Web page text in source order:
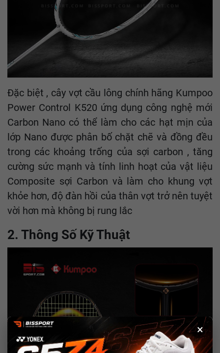
×
Đặc biệt , cây vợt cầu lông chính hãng Kumpoo
Power Control K520 ứng dụng công nghệ mới
Carbon Nano có thể làm cho các hạt mịn của
lớp Nano được phân bố chặt chẽ và đồng đều
trong các khoảng trống của sợi carbon , tăng
cường sức mạnh và tính linh hoạt của vật liệu
Composite sợi Carbon và làm cho khung vợt
khỏe hơn, độ đàn hồi của thân vợt trở nên tuyệt
vời hơn mà không bị rung lắc
2. Thông Số Kỹ Thuật